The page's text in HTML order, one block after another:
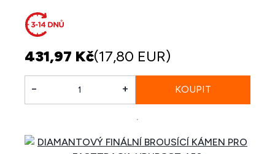
431,97 Kč(17,80 EUR)
- +